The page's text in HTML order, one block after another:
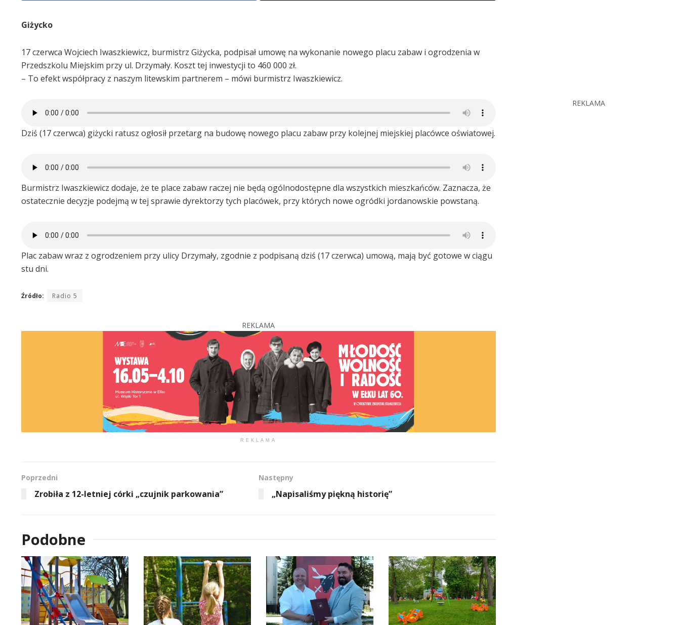
Giżycko
17 czerwca Wojciech Iwaszkiewicz, burmistrz Giżycka, podpisał umowę na wykonanie nowego placu zabaw i ogrodzenia w
Przedszkolu Miejskim przy ul. Drzymały. Koszt tej inwestycji to 460 000 zł.
– To efekt współpracy z naszym litewskim partnerem – mówi burmistrz Iwaszkiewicz.
Dziś (17 czerwca) giżycki ratusz ogłosił przetarg na budowę nowego placu zabaw przy kolejnej miejskiej placówce oświatowej.
Burmistrz Iwaszkiewicz dodaje, że te place zabaw raczej nie będą ogólnodostępne dla wszystkich mieszkańców. Zaznacza, że
ostatecznie decyzje podejmą w tej sprawie dyrektorzy tych placówek, przy których nowe ogródki jordanowskie powstaną.
Plac zabaw wraz z ogrodzeniem przy ulicy Drzymały, zgodnie z podpisaną dziś (17 czerwca) umową, mają być gotowe w ciągu
stu dni.
Źródło: Radio 5
REKLAMA
REKLAMA
Poprzedni
Zrobiła z 12-letniej córki „czujnik parkowania”
Następny
„Napisaliśmy piękną historię”
Podobne
REKLAMA